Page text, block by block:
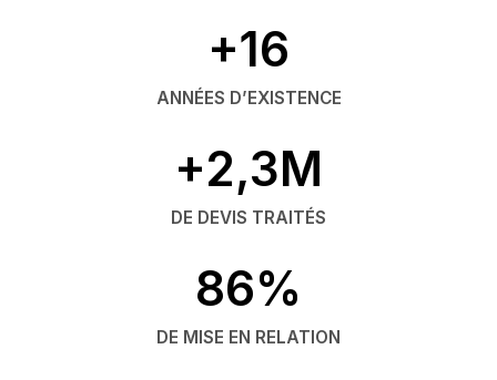
+16
ANNÉES D’EXISTENCE
+2,3M
DE DEVIS TRAITÉS
86%
DE MISE EN RELATION